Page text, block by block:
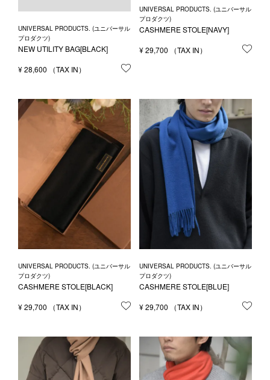
UNIVERSAL PRODUCTS. (ユニバーサル
プロダクツ)
NEW UTILITY BAG[BLACK]
¥28,600
UNIVERSAL PRODUCTS. (ユニバーサル
プロダクツ)
CASHMERE STOLE[NAVY]
¥29,700
UNIVERSAL PRODUCTS. (ユニバーサル
プロダクツ)
CASHMERE STOLE[BLACK]
¥29,700 お気に入りに登録する
UNIVERSAL PRODUCTS. (ユニバーサル
プロダクツ)
CASHMERE STOLE[BLUE]
¥29,700